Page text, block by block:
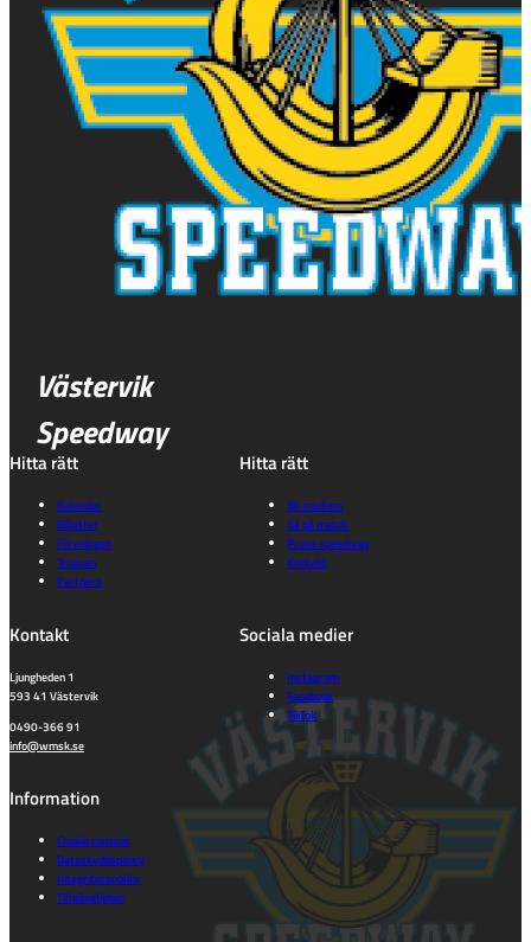
Västervik
Speedway
Hitta rätt
Kalender
Biljetter
Föreningen
Truppen
Partners
Hitta rätt
Bli medlem
Gå på match
Prova speedway
Kontakt
Kontakt
Ljungheden 1
593 41 Västervik
0490-366 91
info@wmsk.se
Sociala medier
Instagram
Facebook
TikTok
Information
Cookie consent
Dataskyddspolicy
Integritetspolicy
Tillgänglighet